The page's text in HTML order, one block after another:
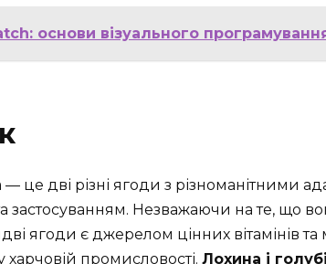
основи візуального
— це дві різні ягоди з різноманітними
застосуванням. Незважаючи на те, що
ягоди є джерелом цінних вітамінів
харчовій промисловості. Лохина і